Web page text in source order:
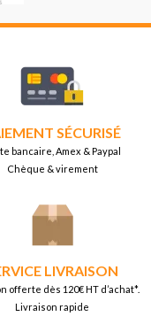
SÉCURISÉ
bancaire, Amex & Paypal
Chèque & virement
LIVRAISON
offerte dès 120€ HT d’achat*.
Livraison rapide